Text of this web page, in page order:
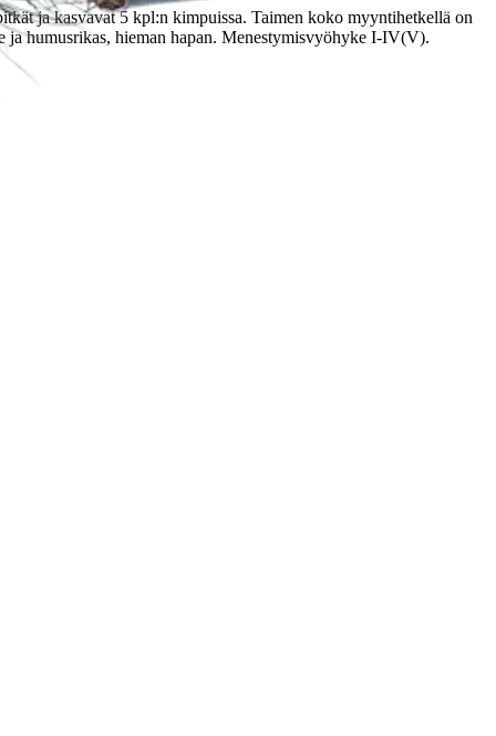
ja kasvavat 5 kpl:n kimpuissa. Taimen koko myyntihetkellä on
ja humusrikas, hieman hapan. Menestymisvyöhyke I-IV(V).